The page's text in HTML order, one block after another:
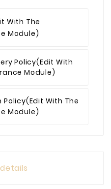
With The
Module)
Policy(edit With
Module)
Policy(edit With The
Module)